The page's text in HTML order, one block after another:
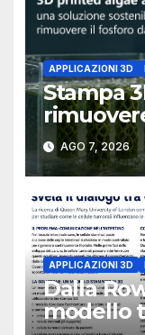
APPLICAZIONI 3D
Stampa
acque il
Florida
AGO 7, 2026
APPLICAZIONI 3D
Dalla
modello